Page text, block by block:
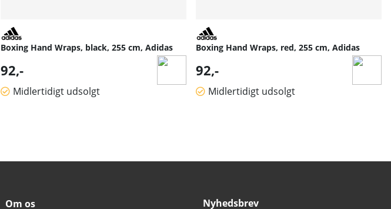
Boxing Hand Wraps, black, 255 cm, Adidas
92,-
Midlertidigt udsolgt
Boxing Hand Wraps, red, 255 cm, Adidas
92,-
Midlertidigt udsolgt
Om os Nyhedsbrev